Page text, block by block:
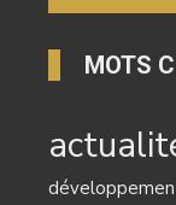
MOTS